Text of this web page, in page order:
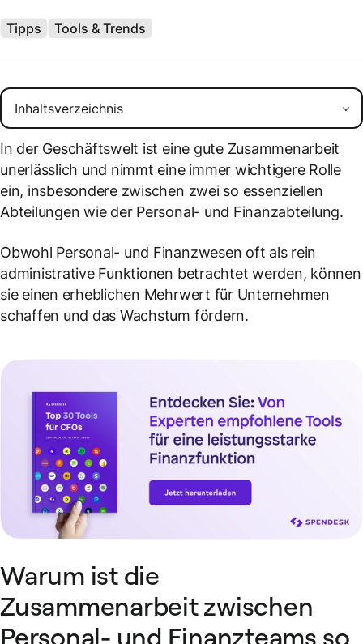
Tipps Tools & Trends
In der Geschäftswelt ist eine gute Zusammenarbeit
unerlässlich und nimmt eine immer wichtigere Rolle
ein, insbesondere zwischen zwei so essenziellen
Abteilungen wie der Personal- und Finanzabteilung.
Obwohl Personal- und Finanzwesen oft als rein
administrative Funktionen betrachtet werden, können
sie einen erheblichen Mehrwert für Unternehmen
schaffen und das Wachstum fördern.
Warum ist die
Zusammenarbeit zwischen
Personal- und Finanzteams so